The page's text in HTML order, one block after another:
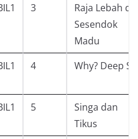
3
Raja Lebah
Sesendok
Madu
4 Why? Deep
5
Singa dan
Tikus